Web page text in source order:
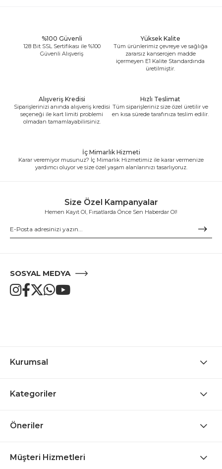
%100 Güvenli
128 Bit SSL Sertifikası ile %100
Güvenli Alışveriş
Yüksek Kalite
Tüm ürünlerimiz çevreye ve sağlığa
zararsız kanserojen madde
içermeyen E1 Kalite Standardında
üretilmiştir.
Alışveriş Kredisi
Siparişlerinizi anında alışveriş kredisi
seçeneği ile kart limiti problemi
olmadan tamamlayabilirsiniz.
Hızlı Teslimat
Tüm siparişleriniz size özel üretilir ve
en kısa sürede tarafınıza teslim edilir.
İç Mimarlık Hizmeti
Karar veremiyor musunuz? İç Mimarlık Hizmetimiz ile karar vermenize
yardımcı oluyor ve size özel yaşam alanlarınızı tasarlıyoruz.
Size Özel Kampanyalar
Hemen Kayıt Ol, Fırsatlarda Önce Sen Haberdar Ol!
SOSYAL MEDYA
Kurumsal
Kategoriler
Öneriler
Müşteri Hizmetleri